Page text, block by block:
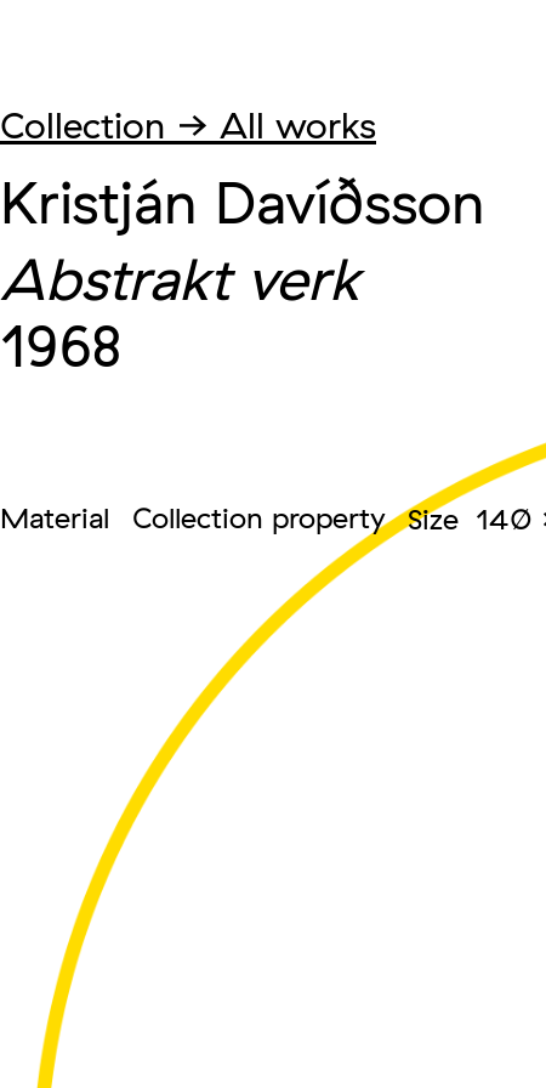
Collection → All works
Kristján Davíðsson
Abstrakt verk
1968
Material Collection property Size 140